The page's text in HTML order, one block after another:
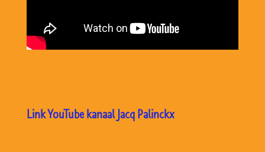
Link YouTube kanaal Jacq Palinckx